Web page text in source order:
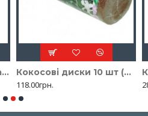
Грунтосуміш Екофлора універсальна 7л
Кокосові диски 10 шт (0,65 кг)
118.00грн.